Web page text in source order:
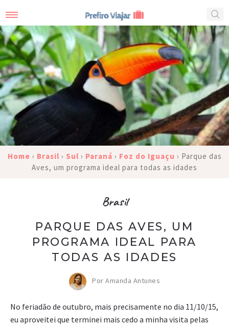
Home › Brasil › Sul › Paraná › Foz do Iguaçu › Parque das
Aves, um programa ideal para todas as idades
Brasil
PARQUE DAS AVES, UM
PROGRAMA IDEAL PARA
TODAS AS IDADES
Por Amanda Antunes
No feriadão de outubro, mais precisamente no dia 11/10/15,
eu aproveitei que terminei mais cedo a minha visita pelas